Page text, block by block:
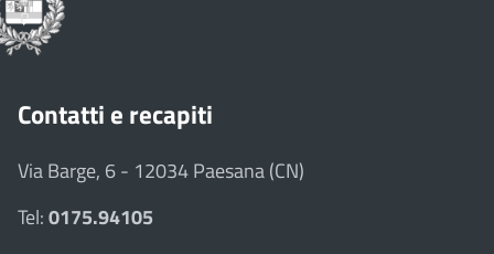
Contatti e recapiti
Via Barge, 6 - 12034 Paesana (CN)
Tel:0175.94105